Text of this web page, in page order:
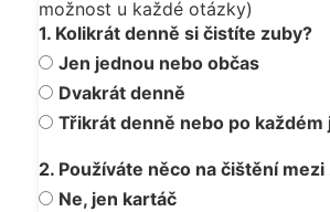
možnost u každé otázky)
1. Kolikrát denně si čistíte zuby?
Jen jednou nebo občas
Dvakrát denně
Třikrát denně nebo po každém
2. Používáte něco na čištění mezi
Ne, jen kartáč